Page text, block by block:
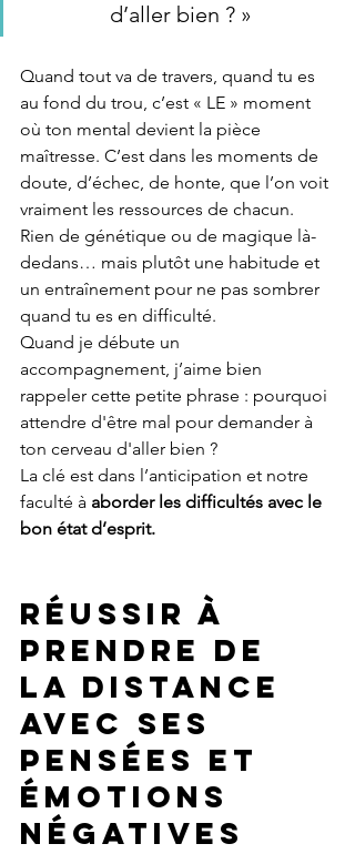
d’aller bien ? »
Quand tout va de travers, quand tu es
au fond du trou, c’est « LE » moment
où ton mental devient la pièce
maîtresse. C’est dans les moments de
doute, d’échec, de honte, que l’on voit
vraiment les ressources de chacun.
Rien de génétique ou de magique là-
dedans… mais plutôt une habitude et
un entraînement pour ne pas sombrer
quand tu es en difficulté.
Quand je débute un
accompagnement, j’aime bien
rappeler cette petite phrase : pourquoi
attendre d'être mal pour demander à
ton cerveau d'aller bien ?
La clé est dans l’anticipation et notre
faculté à aborder les difficultés avec le
bon état d’esprit.
Réussir à
prendre de
la distance
avec ses
pensées et
émotions
négatives